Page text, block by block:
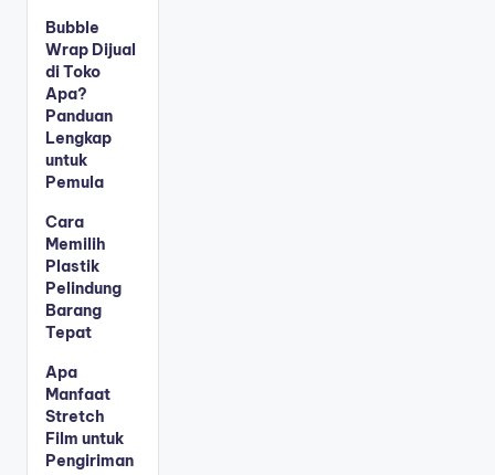
Bubble
Wrap Dijual
di Toko
Apa?
Panduan
Lengkap
untuk
Pemula
Cara
Memilih
Plastik
Pelindung
Barang
Tepat
Apa
Manfaat
Stretch
Film untuk
Pengiriman